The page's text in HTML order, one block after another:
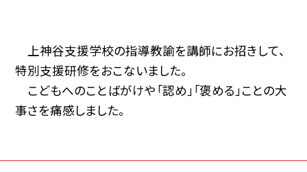
上神谷支援学校の指導教諭を講師にお招きして、
特別支援研修をおこないました。
こどもへのことばがけや「認め」「褒める」ことの大
事さを痛感しました。